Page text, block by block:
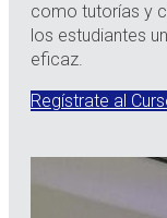
como tutorías y
los estudiantes
eficaz.
Regístrate al